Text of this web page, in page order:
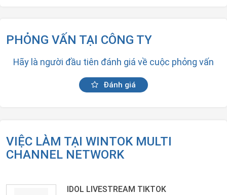
PHỎNG VẤN TẠI CÔNG TY
Hãy là người đầu tiên đánh giá về cuộc phỏng vấn
Đánh giá
VIỆC LÀM TẠI WINTOK MULTI
CHANNEL NETWORK
IDOL LIVESTREAM TIKTOK